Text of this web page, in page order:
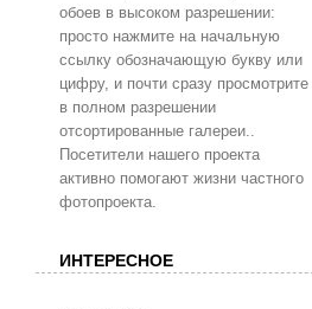
обоев в высоком разрешении:
просто нажмите на начальную
ссылку обозначающую букву или
цифру, и почти сразу просмотрите
в полном разрешении
отсортированные галереи..
Посетители нашего проекта
активно помогают жизни частного
фотопроекта.
ИНТЕРЕСНОЕ